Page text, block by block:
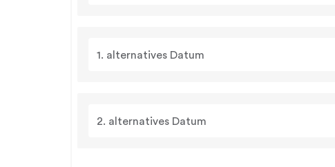
1. alternatives Datum
2. alternatives Datum